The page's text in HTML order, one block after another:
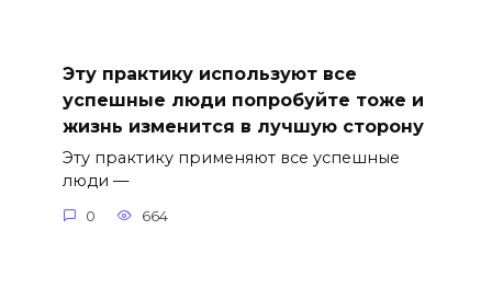
Эту практику используют все
успешные люди попробуйте тоже и
жизнь изменится в лучшую сторону
Эту практику применяют все успешные
люди —
0 664